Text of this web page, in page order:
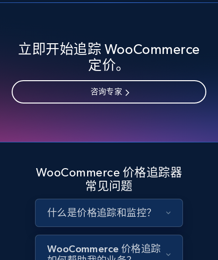
Google Shopping
URL, Product id, Title, Product description,
Rating, Reviews count, Images, Variations, and
more.
web using keywords
URL, Product id, Title, Product description,
Rating, Reviews count, Images, Variations, and
more.
立即开始追踪 WooCommerce
定价。
咨询专家
WooCommerce 价格追踪器
常见问题
什么是价格追踪和监控？
WooCommerce 价格追踪